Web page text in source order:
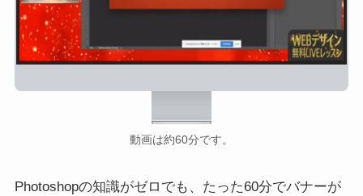
動画は約60分です。
Photoshopの知識がゼロでも、たった60分でバナーが